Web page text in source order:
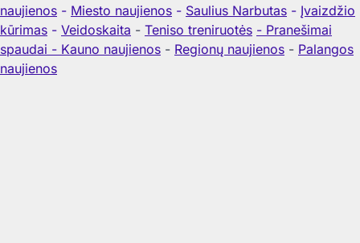
naujienos - Miesto naujienos - Saulius Narbutas - Įvaizdžio
kūrimas - Veidoskaita - Teniso treniruotės - Pranešimai
spaudai - Kauno naujienos - Regionų naujienos - Palangos
naujienos